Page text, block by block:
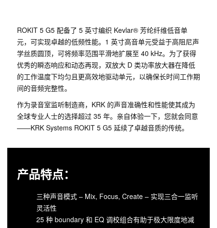
ROKIT 5 G5 配备了 5 英寸编织 Kevlar® 芳纶纤维低音单
元，可实现卓越的低频性能。1 英寸高音单元受益于高阻尼声
学丝质圆顶，可将频率范围平滑地扩展至 40 kHz。为了获得
优秀的瞬态响应和动态再现，双放大 D 类功率放大器在降低
的工作温度下均匀且更高效地驱动单元，以确保长时间工作期
间的音频完整性。
作为录音室监听制造商，KRK 的声音准确性和性能使其成为
全球专业人士的选择超过 35 年。亲自体验一下，您就会同意
——KRK Systems ROKIT 5 G5 延续了卓越音质的传统。
产品特点：
三种声音模式 – Mix, Focus, Create – 实现三合一监听
灵活性
25 种 boundary 和 EQ 调校组合有助于极大限度地减